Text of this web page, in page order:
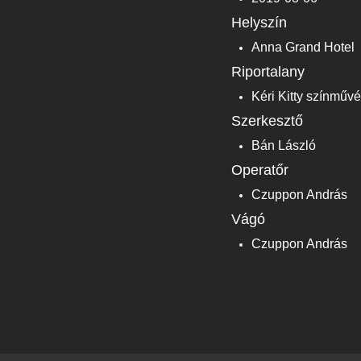
Helyszín
Anna Grand Hotel
Riportalany
Kéri Kitty
Szerkesztő
Bán László
Operatőr
Czuppon András
Vágó
Czuppon András